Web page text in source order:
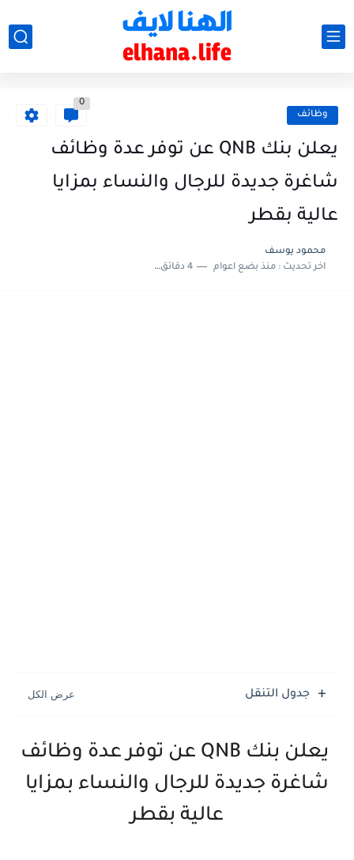
وظائف
0
يعلن بنك QNB عن توفر عدة وظائف
شاغرة جديدة للرجال والنساء بمزايا
عالية بقطر
محمود يوسف
اخر تحديث :منذ بضع اعوام 4 دقائق للقراءة
جدول التنقل
يعلن بنك QNB عن توفر عدة وظائف
شاغرة جديدة للرجال والنساء بمزايا
عالية بقطر